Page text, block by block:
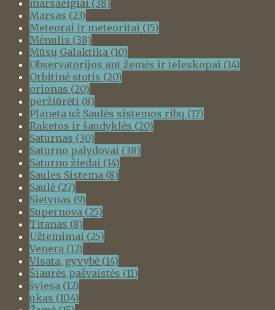
marsaeigiai (38)
Marsas (23)
Meteorai ir meteoritai (15)
Mėnulis (38)
Mūsų Galaktika (10)
Observatorijos ant žemės ir teleskopai (14)
Orbitinė stotis (20)
orionas (20)
peržiūrėti (8)
Planeta už Saulės sistemos ribų (17)
Raketos ir šaudyklės (20)
Saturnas (30)
Saturno palydovai (38)
Saturno žiedai (14)
Saules Sistema (8)
Saulė (27)
Sietynas (9)
Supernova (25)
Titanas (8)
Užtemimai (25)
Venera (12)
Visata, gyvybė (14)
Šiaurės pašvaistės (11)
šviesa (12)
ūkas (104)